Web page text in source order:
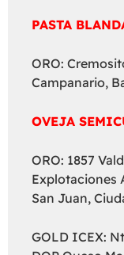
PASTA
ORO:
Campanario,
OVEJA
ORO: 1857
Explotaciones
San Juan,
GOLD ICEX: